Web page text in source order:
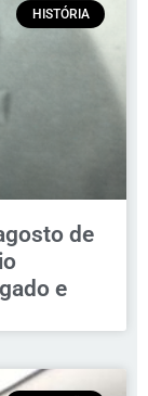
HISTÓRIA
de
e